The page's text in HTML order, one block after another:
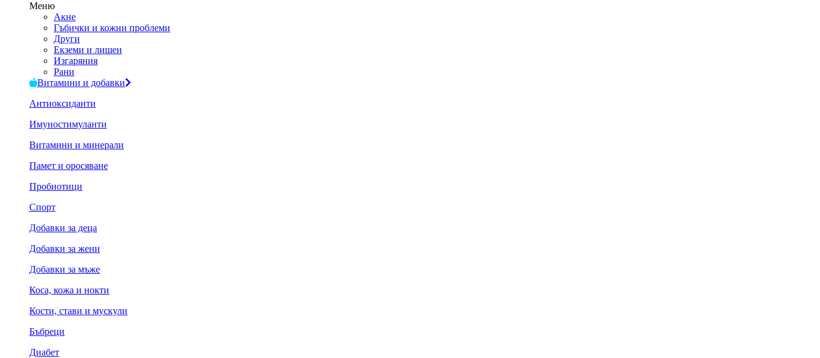
Меню
Акне
Гъбички и кожни проблеми
Други
Екземи и лишеи
Изгаряния
Рани
Витамини и добавки
Антиоксиданти
Имуностимуланти
Витамини и минерали
Памет и оросяване
Пробиотици
Спорт
Добавки за деца
Добавки за жени
Добавки за мъже
Коса, кожа и нокти
Кости, стави и мускули
Бъбреци
Диабет